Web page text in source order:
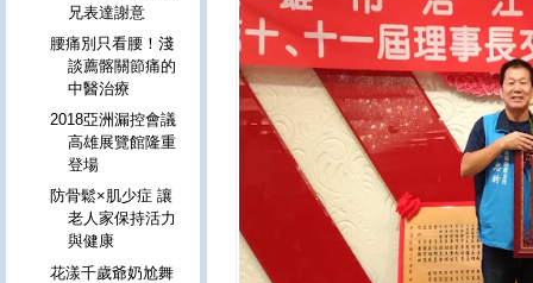
兄表達謝意
腰痛別只看腰！淺
談薦髂關節痛的
中醫治療
2018亞洲漏控會議
高雄展覽館隆重
登場
防骨鬆×肌少症 讓
老人家保持活力
與健康
花漾千歲爺奶尬舞